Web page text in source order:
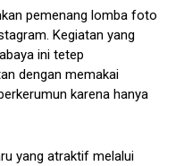
pemenang lomba foto
Kegiatan yang
ini tetep
dengan memakai
karena hanya
yang atraktif melalui